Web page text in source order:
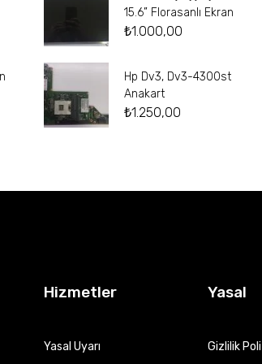
15.6” Florasanlı Ekran
₺1.000,00
Hp Dv3, Dv3-4300st
Anakart
₺1.250,00
Hizmetler
Yasal Uyarı
Yasal
Gizlilik